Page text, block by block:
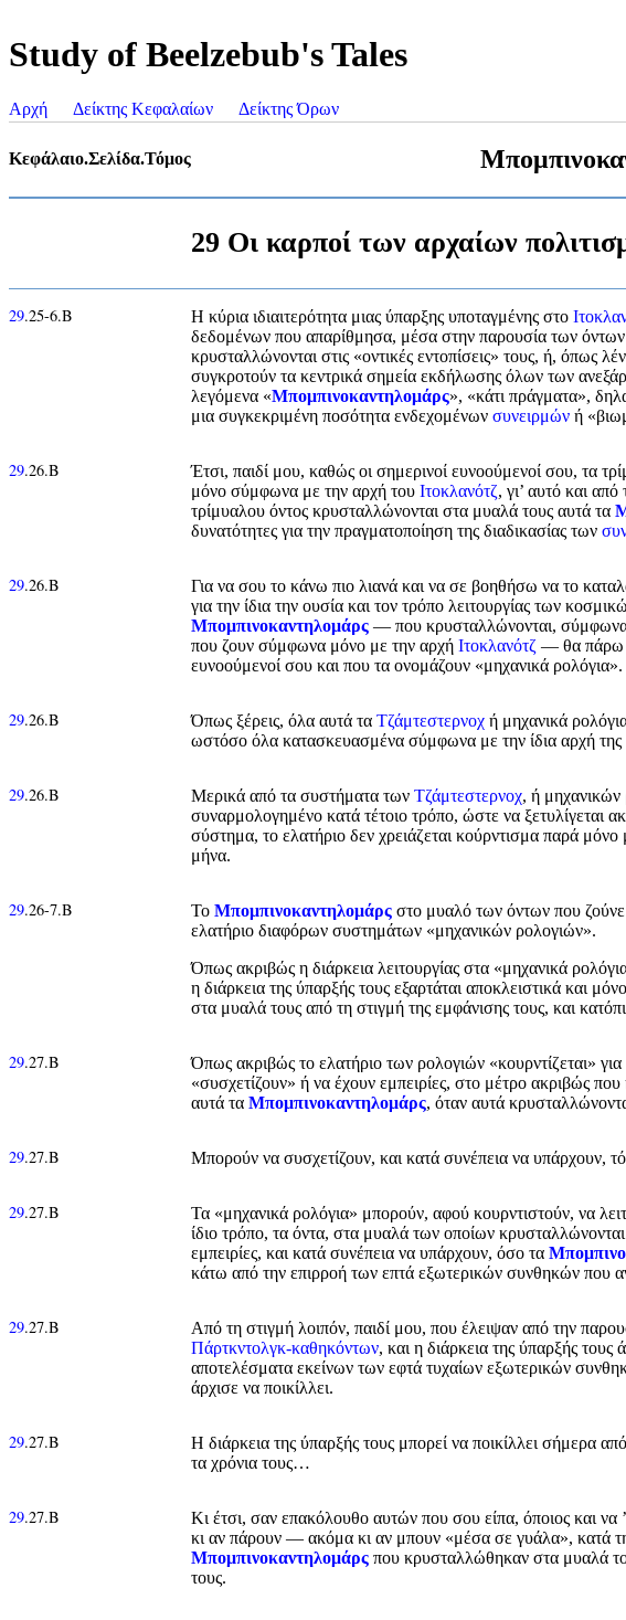
Study of Beelzebub's Tales
Αρχή Δείκτης Κεφαλαίων Δείκτης Όρων
Κεφάλαιο.Σελίδα.Τόμος
29 Οι καρποί των αρχαίων
29.25-6.Β Η κύρια ιδιαιτερότητα μιας ύπαρξης υποταγμένης στο
δεδομένων που απαρίθμησα, μέσα στην παρουσία των
κρυσταλλώνονται στις «οντικές εντοπίσεις» τους, ή, όπως
συγκροτούν τα κεντρικά σημεία εκδήλωσης όλων των
λεγόμενα «Μπομπινοκαντηλομάρς», «κάτι πράγματα»,
μια συγκεκριμένη ποσότητα ενδεχομένων συνειρμών ή
29.26.Β
Έτσι, παιδί μου, καθώς οι σημερινοί ευνοούμενοί σου, τα
μόνο σύμφωνα με την αρχή του Ιτοκλανότζ, γι’ αυτό και
τρίμυαλου όντος κρυσταλλώνονται στα μυαλά τους αυτά τα
δυνατότητες για την πραγματοποίηση της διαδικασίας των
29.26.Β
Για να σου το κάνω πιο λιανά και να σε βοηθήσω να το
για την ίδια την ουσία και τον τρόπο λειτουργίας των
Μπομπινοκαντηλομάρς — που κρυσταλλώνονται, σύμφωνα
που ζουν σύμφωνα μόνο με την αρχή Ιτοκλανότζ — θα πάρω
ευνοούμενοί σου και που τα ονομάζουν «μηχανικά ρολόγια».
29.26.Β Όπως ξέρεις, όλα αυτά τα Τζάμτεστερνοχ ή μηχανικά
ωστόσο όλα κατασκευασμένα σύμφωνα με την ίδια αρχή
29.26.Β Μερικά από τα συστήματα των Τζάμτεστερνοχ, ή μηχανικών
συναρμολογημένο κατά τέτοιο τρόπο, ώστε να ξετυλίγεται
σύστημα, το ελατήριο δεν χρειάζεται κούρντισμα παρά
μήνα.
29.26-7.Β Το Μπομπινοκαντηλομάρς στο μυαλό των όντων που
ελατήριο διαφόρων συστημάτων «μηχανικών ρολογιών».
Όπως ακριβώς η διάρκεια λειτουργίας στα «μηχανικά
η διάρκεια της ύπαρξής τους εξαρτάται αποκλειστικά και
στα μυαλά τους από τη στιγμή της εμφάνισης τους, και
29.27.Β
Όπως ακριβώς το ελατήριο των ρολογιών «κουρντίζεται»
«συσχετίζουν» ή να έχουν εμπειρίες, στο μέτρο ακριβώς
αυτά τα Μπομπινοκαντηλομάρς, όταν αυτά
29.27.Β Μπορούν να συσχετίζουν, και κατά συνέπεια να υπάρχουν,
29.27.Β
Τα «μηχανικά ρολόγια» μπορούν, αφού κουρντιστούν, να
ίδιο τρόπο, τα όντα, στα μυαλά των οποίων
εμπειρίες, και κατά συνέπεια να υπάρχουν, όσο τα
κάτω από την επιρροή των επτά εξωτερικών συνθηκών που
29.27.Β
Από τη στιγμή λοιπόν, παιδί μου, που έλειψαν από την
Πάρτκντολγκ-καθηκόντων, και η διάρκεια της ύπαρξής τους
αποτελέσματα εκείνων των εφτά τυχαίων εξωτερικών
άρχισε να ποικίλλει.
29.27.Β
Η διάρκεια της ύπαρξής τους μπορεί να ποικίλλει σήμερα
τα χρόνια τους…
29.27.Β
Κι έτσι, σαν επακόλουθο αυτών που σου είπα, όποιος και
κι αν πάρουν — ακόμα κι αν μπουν «μέσα σε γυάλα», κατά
Μπομπινοκαντηλομάρς που κρυσταλλώθηκαν στα μυαλά
τους.